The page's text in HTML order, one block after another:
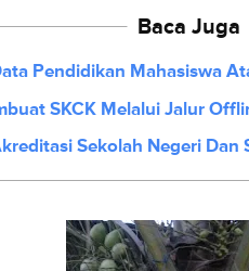
Baca Juga
Pendidikan Mahasiswa
SKCK Melalui Jalur
Sekolah Negeri Dan